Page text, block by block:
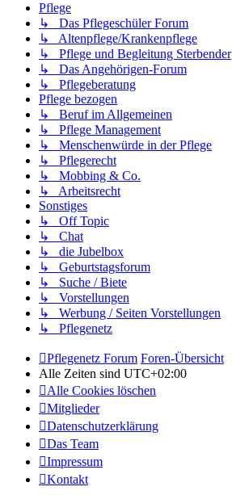
Pflege
↳ Das Pflegeschüler Forum
↳ Altenpflege/Krankenpflege
↳ Pflege und Begleitung Sterbender
↳ Das Angehörigen-Forum
↳ Pflegeberatung
Pflege bezogen
↳ Beruf im Allgemeinen
↳ Pflege Management
↳ Menschenwürde in der Pflege
↳ Pflegerecht
↳ Mobbing & Co.
↳ Arbeitsrecht
Sonstiges
↳ Off Topic
↳ Chat
↳ die Jubelbox
↳ Geburtstagsforum
↳ Suche / Biete
↳ Vorstellungen
↳ Werbung / Seiten Vorstellungen
↳ Pflegenetz
Pflegenetz Forum Foren-Übersicht
Alle Zeiten sind UTC+02:00
Alle Cookies löschen
Mitglieder
Datenschutzerklärung
Das Team
Impressum
Kontakt